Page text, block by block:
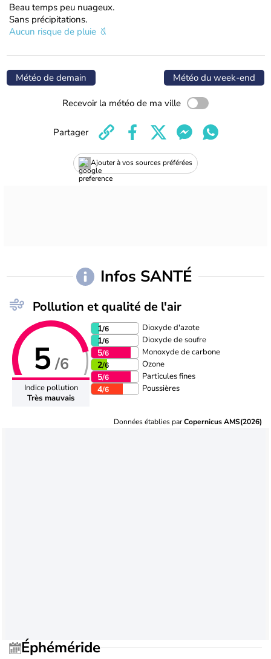
Beau temps peu nuageux.
Sans précipitations.
Aucun risque de pluie
Météo de demain Météo du week-end
Recevoir la météo de ma ville
Ajouter à vos sources préférées
Partager
Infos SANTÉ
Pollution et qualité de l'air
5 /6
Indice pollution
Très mauvais
1/6 Dioxyde d'azote
1/6 Dioxyde de soufre
5/6 Monoxyde de carbone
2/6 Ozone
5/6 Particules fines
4/6 Poussières
Données établies parCopernicus AMS(2026)
Éphéméride